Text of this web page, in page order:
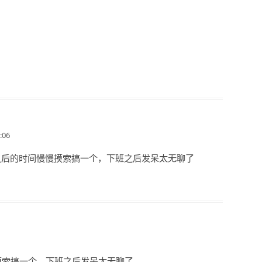
的时间慢慢摸索搞一个，下班之后发呆太无聊了